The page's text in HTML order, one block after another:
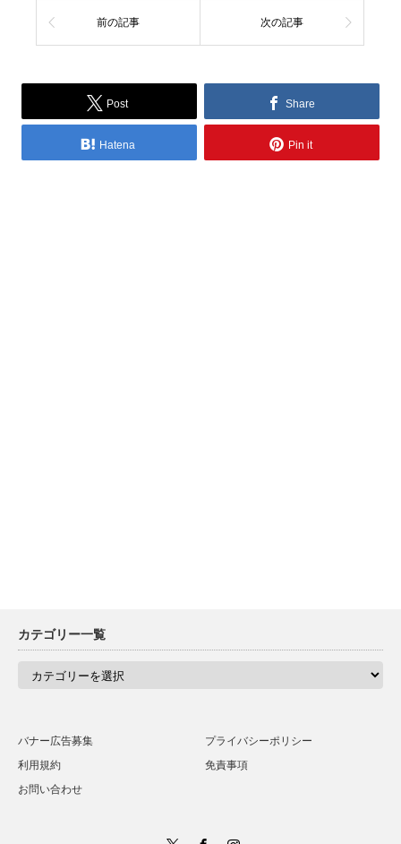
前の記事 次の記事
Post Share
Hatena Pin it
カテゴリー一覧
覧バナー広告募集
プライバシーポリシー
利用規約
免責事項
お問い合わせ
Instagram